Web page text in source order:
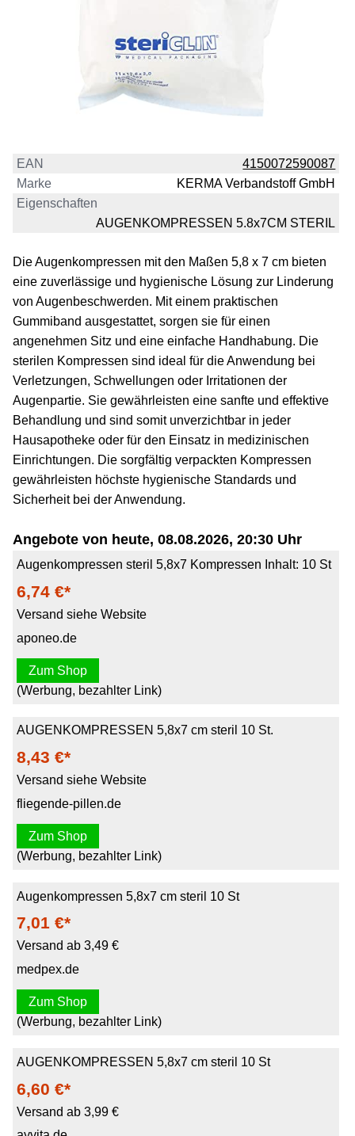
EAN
4150072590087
Marke
KERMA Verbandstoff GmbH
Eigenschaften
AUGENKOMPRESSEN 5.8x7CM STERIL
Die Augenkompressen mit den Maßen 5,8 x 7 cm bieten
eine zuverlässige und hygienische Lösung zur Linderung
von Augenbeschwerden. Mit einem praktischen
Gummiband ausgestattet, sorgen sie für einen
angenehmen Sitz und eine einfache Handhabung. Die
sterilen Kompressen sind ideal für die Anwendung bei
Verletzungen, Schwellungen oder Irritationen der
Augenpartie. Sie gewährleisten eine sanfte und effektive
Behandlung und sind somit unverzichtbar in jeder
Hausapotheke oder für den Einsatz in medizinischen
Einrichtungen. Die sorgfältig verpackten Kompressen
gewährleisten höchste hygienische Standards und
Sicherheit bei der Anwendung.
Angebote von heute, 08.08.2026, 20:30 Uhr
Augenkompressen steril 5,8x7 Kompressen Inhalt: 10 St
6,74 €*
Versand siehe Website
aponeo.de
Zum Shop
(Werbung, bezahlter Link)
AUGENKOMPRESSEN 5,8x7 cm steril 10 St.
8,43 €*
Versand siehe Website
fliegende-pillen.de
Zum Shop
(Werbung, bezahlter Link)
Augenkompressen 5,8x7 cm steril 10 St
7,01 €*
Versand ab 3,49 €
medpex.de
Zum Shop
(Werbung, bezahlter Link)
AUGENKOMPRESSEN 5,8x7 cm steril 10 St
6,60 €*
Versand ab 3,99 €